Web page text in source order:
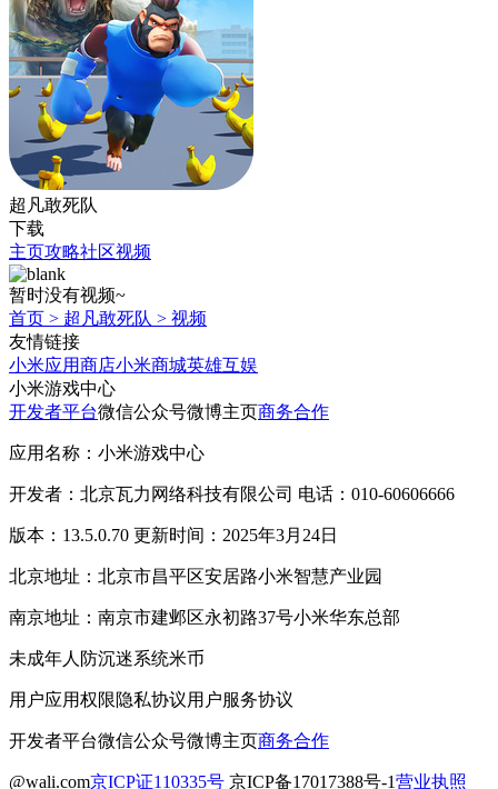
超凡敢死队
下载
主页攻略社区视频
暂时没有视频~
首页 > 超凡敢死队 > 视频
友情链接
小米应用商店小米商城英雄互娱
小米游戏中心
开发者平台微信公众号微博主页商务合作
应用名称：小米游戏中心
开发者：北京瓦力网络科技有限公司 电话：010-60606666
版本：13.5.0.70 更新时间：2025年3月24日
北京地址：北京市昌平区安居路小米智慧产业园
南京地址：南京市建邺区永初路37号小米华东总部
未成年人防沉迷系统米币
用户应用权限隐私协议用户服务协议
开发者平台微信公众号微博主页商务合作
@wali.com京ICP证110335号 京ICP备17017388号-1营业执照